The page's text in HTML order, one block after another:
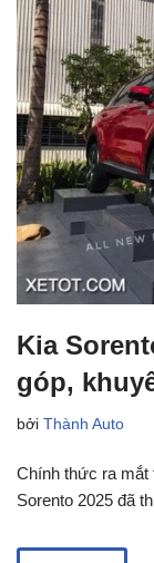
Kia
góp,
bởi Thành Auto
Chính thức ra mắt
Sorento 2025 đã